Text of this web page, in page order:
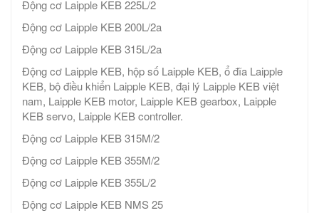
Động cơ Laipple KEB 225L/2
Động cơ Laipple KEB 200L/2a
Động cơ Laipple KEB 315L/2a
Động cơ Laipple KEB, hộp số Laipple KEB, ổ đĩa Laipple
KEB, bộ điều khiển Laipple KEB, đại lý Laipple KEB việt
nam, Laipple KEB motor, Laipple KEB gearbox, Laipple
KEB servo, Laipple KEB controller.
Động cơ Laipple KEB 315M/2
Động cơ Laipple KEB 355M/2
Động cơ Laipple KEB 355L/2
Động cơ Laipple KEB NMS 25